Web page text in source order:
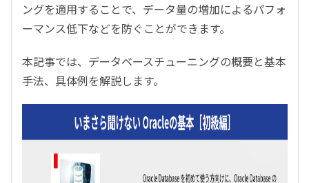
ングを適用することで、データ量の増加によるパフォ
ーマンス低下などを防ぐことができます。
本記事では、データベースチューニングの概要と基本
手法、具体例を解説します。